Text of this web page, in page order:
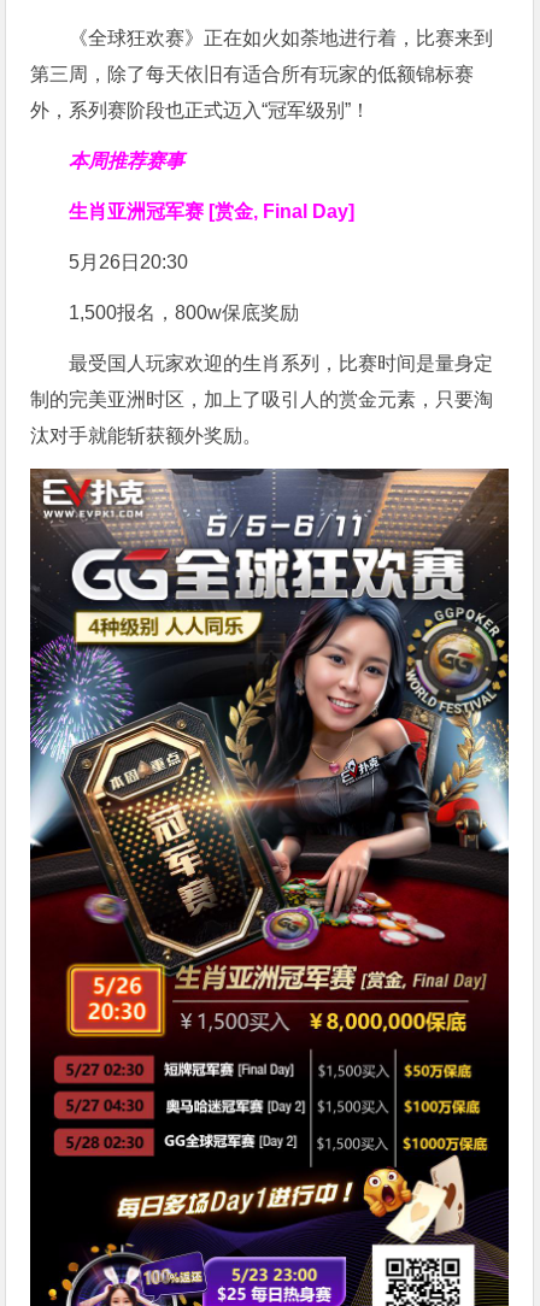
《全球狂欢赛》正在如火如荼地进行着，比赛来到
第三周，除了每天依旧有适合所有玩家的低额锦标赛
外，系列赛阶段也正式迈入“冠军级别”！
本周推荐赛事
生肖亚洲冠军赛 [赏金, Final Day]
5月26日20:30
1,500报名，800w保底奖励
最受国人玩家欢迎的生肖系列，比赛时间是量身定
制的完美亚洲时区，加上了吸引人的赏金元素，只要淘
汰对手就能斩获额外奖励。